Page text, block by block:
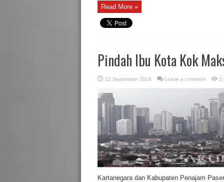
Read More »
Pindah Ibu Kota Kok
12 September 2019 Leave a comment
Kartanegara dan Kabupaten Penajam